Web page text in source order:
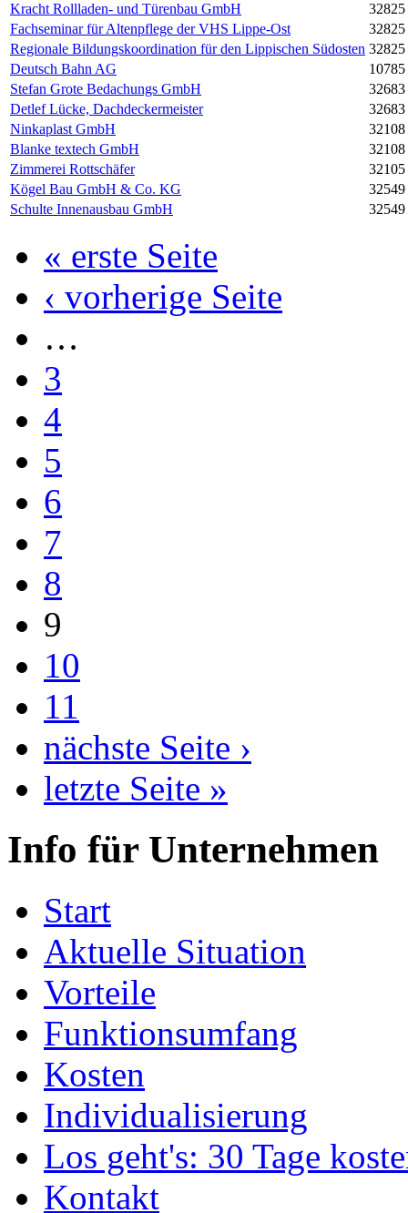
Kracht Rollladen- und Türenbau GmbH
32825
Fachseminar für Altenpflege der VHS Lippe-Ost
32825
Regionale Bildungskoordination für den Lippischen Südosten 32825
Deutsch Bahn AG
10785
Stefan Grote Bedachungs GmbH
32683
Detlef Lücke, Dachdeckermeister
32683
Ninkaplast GmbH
32108
Blanke textech GmbH
32108
Zimmerei Rottschäfer
32105
Kögel Bau GmbH & Co. KG
32549
Schulte Innenausbau GmbH
32549
« erste Seite
‹ vorherige Seite
…
3
4
5
6
7
8
9
10
11
nächste Seite ›
letzte Seite »
Info für Unternehmen
Start
Aktuelle Situation
Vorteile
Funktionsumfang
Kosten
Individualisierung
Los geht's: 30 Tage
Kontakt